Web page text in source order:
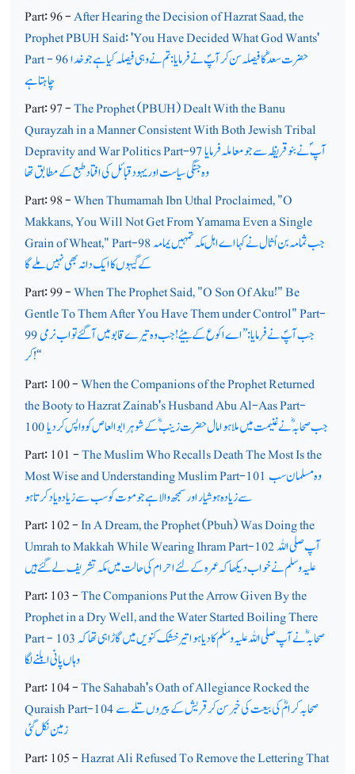
Part: 96 -After Hearing the Decision of Hazrat Saad, the
Prophet PBUH Said: 'You Have Decided What God Wants'
Part - 96حضرت سعدؓ کا فیصلہ سن کر آپؐ نے فرمایا: تم نے وہی فیصلہ کیا ہے جو خدا
چاہتاہے
Part: 97 -The Prophet (PBUH) Dealt With the Banu
Qurayzah in a Manner Consistent With Both Jewish Tribal
Depravity and War Politics Part-97آپ ؐ نے بنو قر یظہ سے جو معاملہ فرمایا
وہ جنگی سیاست اور یہود قبائل کی افتاد طبع کے مطابق تھا
Part: 98 -When Thumamah Ibn Uthal Proclaimed, "O
Makkans, You Will Not Get From Yamama Even a Single
Grain of Wheat," Part-98جب ثمامہ بن اُثال نے کہا اے اہل مکہ تمہیں یمامہ
کے گیہوں کا ایک دانہ بھی نہیں ملے گا
Part: 99 -When The Prophet Said, "O Son Of Aku!" Be
Gentle To Them After You Have Them under Control" Part-
99جب آپؐ نے فرمایا: ’’اے اکوع کے بیٹے! جب وہ تیرے قابو میں آگئے تو اب نرمی
کر!‘‘
Part: 100 -When the Companions of the Prophet Returned
the Booty to Hazrat Zainab's Husband Abu Al-Aas Part-
100جب صحابہؓ نے غنیمت میں ملا ہوا مال حضرت زینبؓ کے شوہر ابو العاص کو واپس کردیا
Part: 101 -The Muslim Who Recalls Death The Most Is the
Most Wise and Understanding Muslim Part-101 وہ مسلمان سب
سے زیادہ ہوشیار اور سمجھ والا ہے جو موت کو سب سے زیادہ یاد کرتا ہو
Part: 102 -In A Dream, the Prophet (Pbuh) Was Doing the
Umrah to Makkah While Wearing Ihram Part-102آپ صلی اللہ
علیہ وسلم نے خواب دیکھا کہ عمرہ کے لئے احرام کی حالت میں مکہ تشریف لے گئے ہیں
Part: 103 -The Companions Put the Arrow Given By the
Prophet in a Dry Well, and the Water Started Boiling There
Part - 103صحابہؓ نے آپ صلی اللہ علیہ وسلم کا دیا ہوا تیر خشک کنویں میں گاڑاہی تھا کہ
وہاں پانی ابلنے لگا
Part: 104 -The Sahabah's Oath of Allegiance Rocked the
Quraish Part-104صحابہ کرامؓ کی بیعت کی خبر سن کر قریش کے پیروں تلے سے
زمین نکل گئی
Part: 105 -Hazrat Ali Refused To Remove the Lettering That